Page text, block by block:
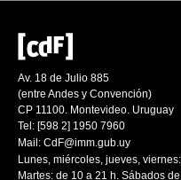
Av. 18 de Julio 885
(entre Andes y Convención)
CP 11100. Montevideo. Uruguay
Tel: [598 2] 1950 7960
Mail: CdF@imm.gub.uy
Lunes, miércoles, jueves,
Martes: de 10 a 21 h. Sábados